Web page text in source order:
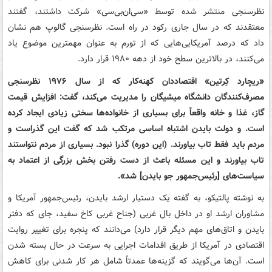
نظرسنجی منتشر شده توسط «سی‌ان‌بی‌سی» شرکت داشتند، گفتند
معتقدند که در سال جاری رکود در راه است. نظرسنجی گالوپ هم نشان
داد که درصد آمریکایی‌هایی که از تورم به عنوان مهمترین موضوع یاد
می‌کنند، در بالاترین سطح خود از دهه ۱۹۸۰ قرار دارد.
«ریچارد کِرتین» اقتصاددان کهنه‌کار که از سال ۱۹۷۶ نظرسنجی
مصرف‌کنندگان دانشگاه میشیگان را مدیریت می‌کند، گفت: افزایش قیمت
گاز، غذا و خانه واقعاً برای بسیاری از خانواده‌ها سختی زیادی ایجاد کرده
است. و دولت بایدن اشتباه اساسی مرتکب شد که گفت این گذراست و
مردم باید فقط تاب بیاورند. (این دوره) گذرا نبود. بسیاری از مردم نتواستند
تاب بیاورند و این مسئله باعث از دست رفتن بخش بزرگی از اعتماد به
سیاست‌های [رئیس‌جمهور جو بایدن] شد».
به نوشته پالتیکو، به گفته یک دستیار ارشد بایدن، رئیس‌جمهور آمریکا و
مشاوران ارشد او در داخل بال غربی (جناح غربی کاخ سفید، جای که دفتر
بایدن و اتاق‌های مهم دیگر قرار دارد) می‌دانند که پنجره برای تغییر روایت
اقتصادی در آمریکا از طریق اقدامات اجرایی به سرعت در حال بسته شدن
است. آن‌ها می‌گویند که گزینه‌ها عمدتاً شامل هر کار شدنی برای کاهش